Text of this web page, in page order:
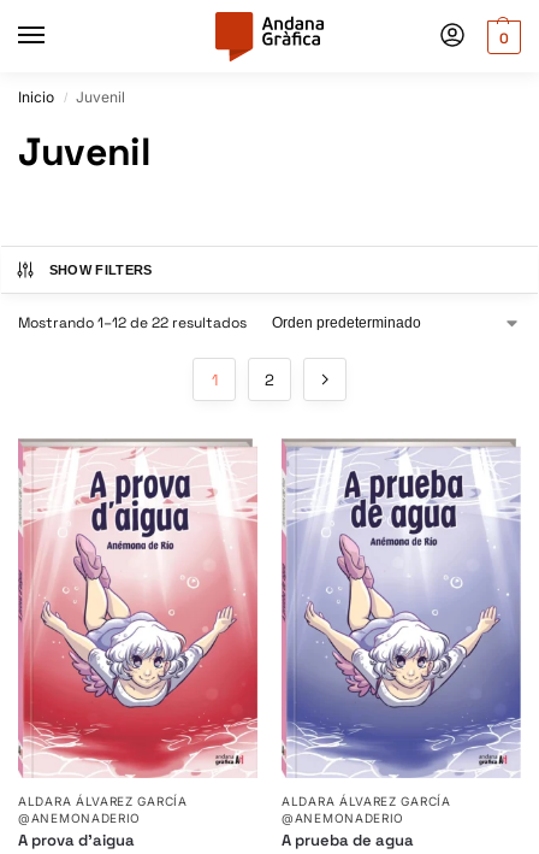
0
Inicio / Juvenil
Juvenil
SHOW FILTERS
Mostrando 1–12 de 22 resultados
1 2
ALDARA ÁLVAREZ GARCÍA
@ANEMONADERIO
A prova d’aigua
ALDARA ÁLVAREZ GARCÍA
@ANEMONADERIO
A prueba de agua